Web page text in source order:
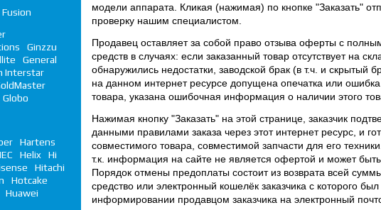
модели аппарата. Кликая (нажимая) по кнопке "Заказать"
проверку нашим специалистом.
Продавец оставляет за собой право отзыва оферты с
средств в случаях: если заказанный товар отсутствует на
обнаружились недостатки, заводской брак (в т.ч. и скрытый
на данном интернет ресурсе допущена опечатка или
товара, указана ошибочная информация о наличии этого
Нажимая кнопку "Заказать" на этой странице, заказчик
данными правилами заказа через этот интернет ресурс, и
совместимого товара, совместимой запчасти для его
т.к. информация на сайте не является офертой и может
Порядок отмены предоплаты состоит из возврата всей
средство или электронный кошелёк заказчика с которого
информировании продавцом заказчика на электронный
Fusion
Ginzzu
General
Interstar
Globo
Hartens
Helix
Hi
Hitachi
Hotcake
Huawei